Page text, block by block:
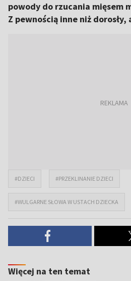
powody do rzucania mięsem
Z pewnością inne niż dorosły,
#DZIECI #PRZEKLINANIE DZIECI
#WULGARNE SŁOWA W USTACH DZIECKA
Więcej na ten temat